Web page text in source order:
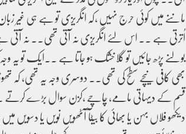
ماننے میں کوئی حرج نہیں ،کہ انگریزی تو ہے ہی غیر
اُترتی ہے ۔۔ اس لئے انگریزی نہ آتی تھی۔۔ نہ
بولنے پڑھ جائیں تو گلا خشک ہو جاتا ہے ۔۔ایک تو یہ
بھی کافی نیچے سطح کی تھی۔۔ دوسری وجہ یہ تھی،
قسم کے دیہاتی مامے، چاچے ،کزن سوال بڑے کرتے
دیکھو فلاں بہن یا بھائی کا بیٹآ آٹھویں نویں یا